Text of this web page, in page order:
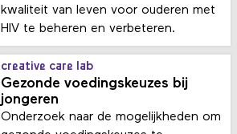
kwaliteit van leven voor ouderen met
HIV te beheren en verbeteren.
creative care lab
Gezonde voedingskeuzes bij
jongeren
Onderzoek naar de mogelijkheden om